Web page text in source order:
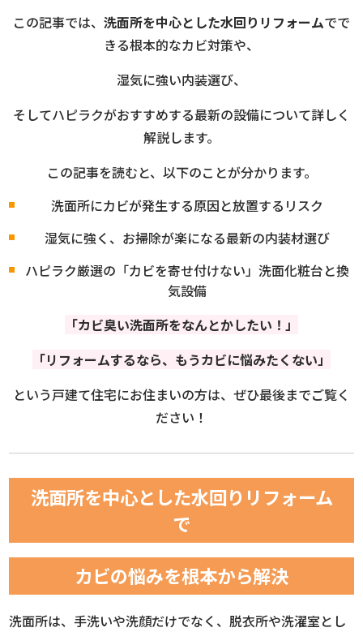
この記事では、 洗面所を中心とした水回りリフォームでで
きる根本的なカビ対策や、
湿気に強い内装選び、
そしてハピラクがおすすめする最新の設備について詳しく
解説します。
この記事を読むと、以下のことが分かります。
洗面所にカビが発生する原因と放置するリスク
湿気に強く、お掃除が楽になる最新の内装材選び
ハピラク厳選の「カビを寄せ付けない」洗面化粧台と換
気設備
「カビ臭い洗面所をなんとかしたい！」
「リフォームするなら、もうカビに悩みたくない」
という戸建て住宅にお住まいの方は、ぜひ最後までご覧く
ださい！
洗面所を中心とした水回りリフォーム
で
カビの悩みを根本から解決
洗面所は、手洗いや洗顔だけでなく、脱衣所や洗濯室とし